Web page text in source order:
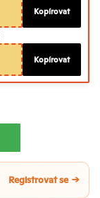
Kopírovat
Kopírovat
Registrovat se